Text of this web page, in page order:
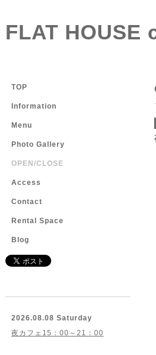
FLAT HOUSE
TOP
Information
Menu
Photo Gallery
OPEN/CLOSE
Access
Contact
Rental Space
Blog
2026.08.08 Saturday
夜カフェ15：00～21：00